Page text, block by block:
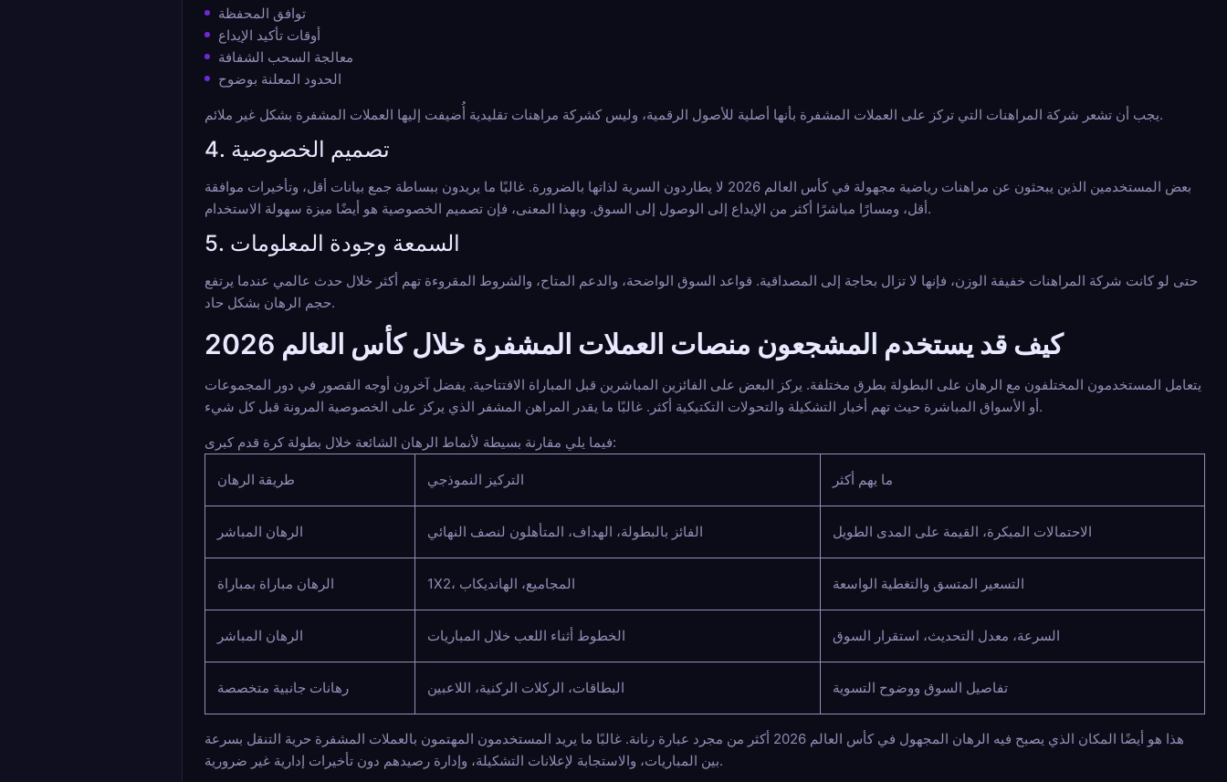
توافق المحفظة
أوقات تأكيد الإيداع
معالجة السحب الشفافة
الحدود المعلنة بوضوح
يجب أن تشعر شركة المراهنات التي تركز على العملات المشفرة بأنها أصلية للأصول الرقمية، وليس كشركة مراهنات تقليدية أُضيفت إليها العملات المشفرة بشكل غير ملائم.
4. تصميم الخصوصية
بعض المستخدمين الذين يبحثون عن مراهنات رياضية مجهولة في كأس العالم 2026 لا يطاردون السرية لذاتها بالضرورة. غالبًا ما يريدون ببساطة جمع بيانات أقل، وتأخيرات موافقة
أقل، ومسارًا مباشرًا أكثر من الإيداع إلى الوصول إلى السوق. وبهذا المعنى، فإن تصميم الخصوصية هو أيضًا ميزة سهولة الاستخدام.
5. السمعة وجودة المعلومات
حتى لو كانت شركة المراهنات خفيفة الوزن، فإنها لا تزال بحاجة إلى المصداقية. قواعد السوق الواضحة، والدعم المتاح، والشروط المقروءة تهم أكثر خلال حدث عالمي عندما يرتفع
حجم الرهان بشكل حاد.
كيف قد يستخدم المشجعون منصات العملات المشفرة خلال كأس العالم 2026
يتعامل المستخدمون المختلفون مع الرهان على البطولة بطرق مختلفة. يركز البعض على الفائزين المباشرين قبل المباراة الافتتاحية. يفضل آخرون أوجه القصور في دور المجموعات
أو الأسواق المباشرة حيث تهم أخبار التشكيلة والتحولات التكتيكية أكثر. غالبًا ما يقدر المراهن المشفر الذي يركز على الخصوصية المرونة قبل كل شيء.
فيما يلي مقارنة بسيطة لأنماط الرهان الشائعة خلال بطولة كرة قدم كبرى:
طريقة الرهان التركيز النموذجي ما يهم أكثر
الرهان المباشر الفائز بالبطولة، الهداف، المتأهلون لنصف النهائي الاحتمالات المبكرة، القيمة على المدى الطويل
الرهان مباراة بمباراة 1X2، المجاميع، الهانديكاب التسعير المتسق والتغطية الواسعة
الرهان المباشر الخطوط أثناء اللعب خلال المباريات السرعة، معدل التحديث، استقرار السوق
رهانات جانبية متخصصة البطاقات، الركلات الركنية، اللاعبين تفاصيل السوق ووضوح التسوية
هذا هو أيضًا المكان الذي يصبح فيه الرهان المجهول في كأس العالم 2026 أكثر من مجرد عبارة رنانة. غالبًا ما يريد المستخدمون المهتمون بالعملات المشفرة حرية التنقل بسرعة
بين المباريات، والاستجابة لإعلانات التشكيلة، وإدارة رصيدهم دون تأخيرات إدارية غير ضرورية.